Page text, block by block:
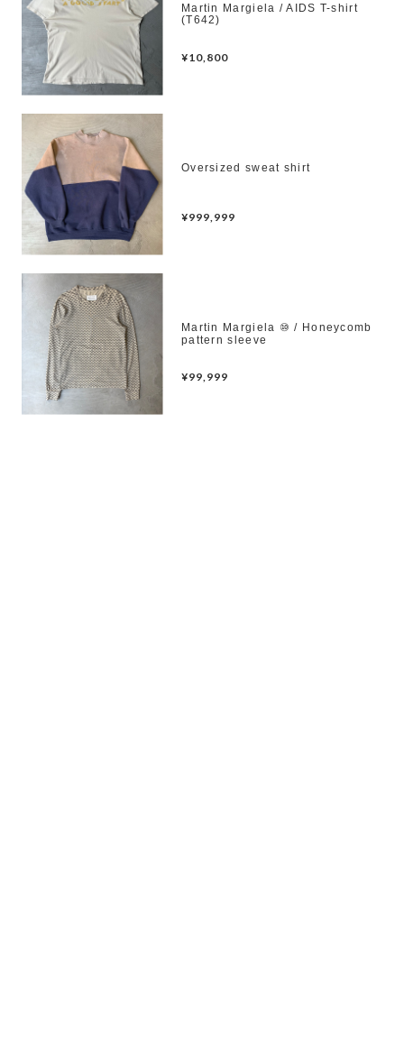
Martin Margiela / AIDS T-shirt
(T642)
¥10,800
Oversized sweat shirt
¥999,999
Martin Margiela ⑩ / Honeycomb
pattern sleeve
¥99,999